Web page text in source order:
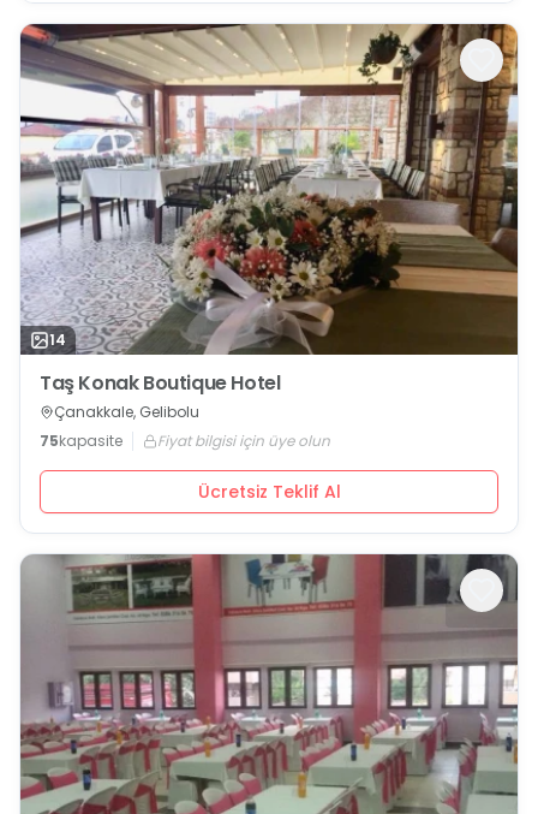
14
Taş Konak Boutique Hotel
Çanakkale, Gelibolu
75kapasite Fiyat bilgisi için üye olun
Ücretsiz Teklif Al